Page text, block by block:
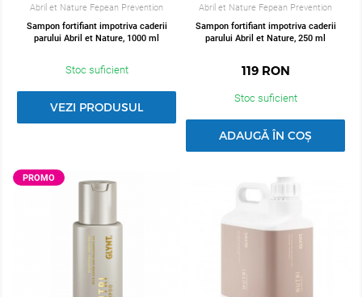
PRIMA BLONDE
nuantatoare pentru nuante reci
ESTEL PRIMA BLONDE, 300 ml
-15% ÎN COȘ LA 2+
STYLING GLYNT
Crema protectie termica
netezirea si stralucirea
Abril et Nature Fepean Prevention
Sampon fortifiant impotriva caderii
parului Abril et Nature, 1000 ml
Stoc suficient
VEZI PRODUSUL
Abril et Nature Fepean Prevention
Sampon fortifiant impotriva caderii
parului Abril et Nature, 250 ml
119 RON
Stoc suficient
ADAUGĂ ÎN COȘ
PROMO